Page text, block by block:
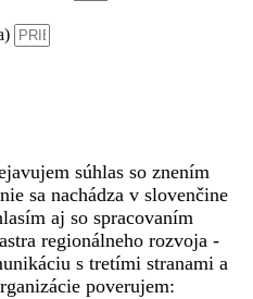
súhlas so znením
sa nachádza v slovenčine
aj so spracovaním
regionálneho rozvoja -
s tretími stranami a
poverujem: